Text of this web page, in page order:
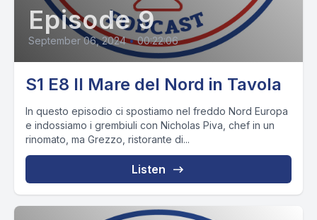
Episode 9
September 06, 2024 • 00:22:06
S1 E8 Il Mare del Nord in Tavola
In questo episodio ci spostiamo nel freddo Nord Europa
e indossiamo i grembiuli con Nicholas Piva, chef in un
rinomato, ma Grezzo, ristorante di...
Listen